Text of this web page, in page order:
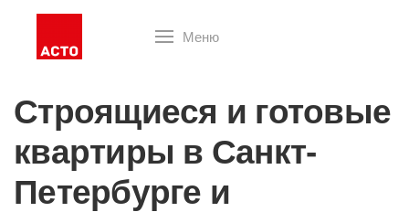
Меню
Строящиеся и готовые
квартиры в Санкт-
Петербурге и